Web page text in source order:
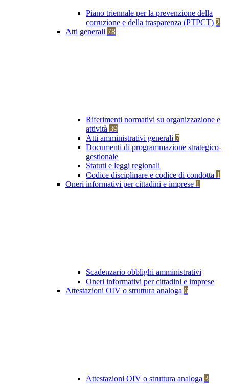
Piano triennale per la prevenzione della
corruzione e della trasparenza (PTPCT) 2
Atti generali 78
Riferimenti normativi su organizzazione e
attività 39
Atti amministrativi generali 7
Documenti di programmazione strategico-
gestionale
Statuti e leggi regionali
Codice disciplinare e codice di condotta 1
Oneri informativi per cittadini e imprese 1
Scadenzario obblighi amministrativi
Oneri informativi per cittadini e imprese
Attestazioni OIV o struttura analoga 6
Attestazioni OIV o struttura analoga 3